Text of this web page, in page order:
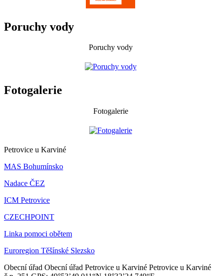
Poruchy vody
Poruchy vody
Fotogalerie
Fotogalerie
Petrovice u Karviné
MAS Bohumínsko
Nadace ČEZ
ICM Petrovice
CZECHPOINT
Linka pomoci obětem
Euroregion Těšínské Slezsko
Obecní úřad Obecní úřad Petrovice u Karviné Petrovice u Karviné